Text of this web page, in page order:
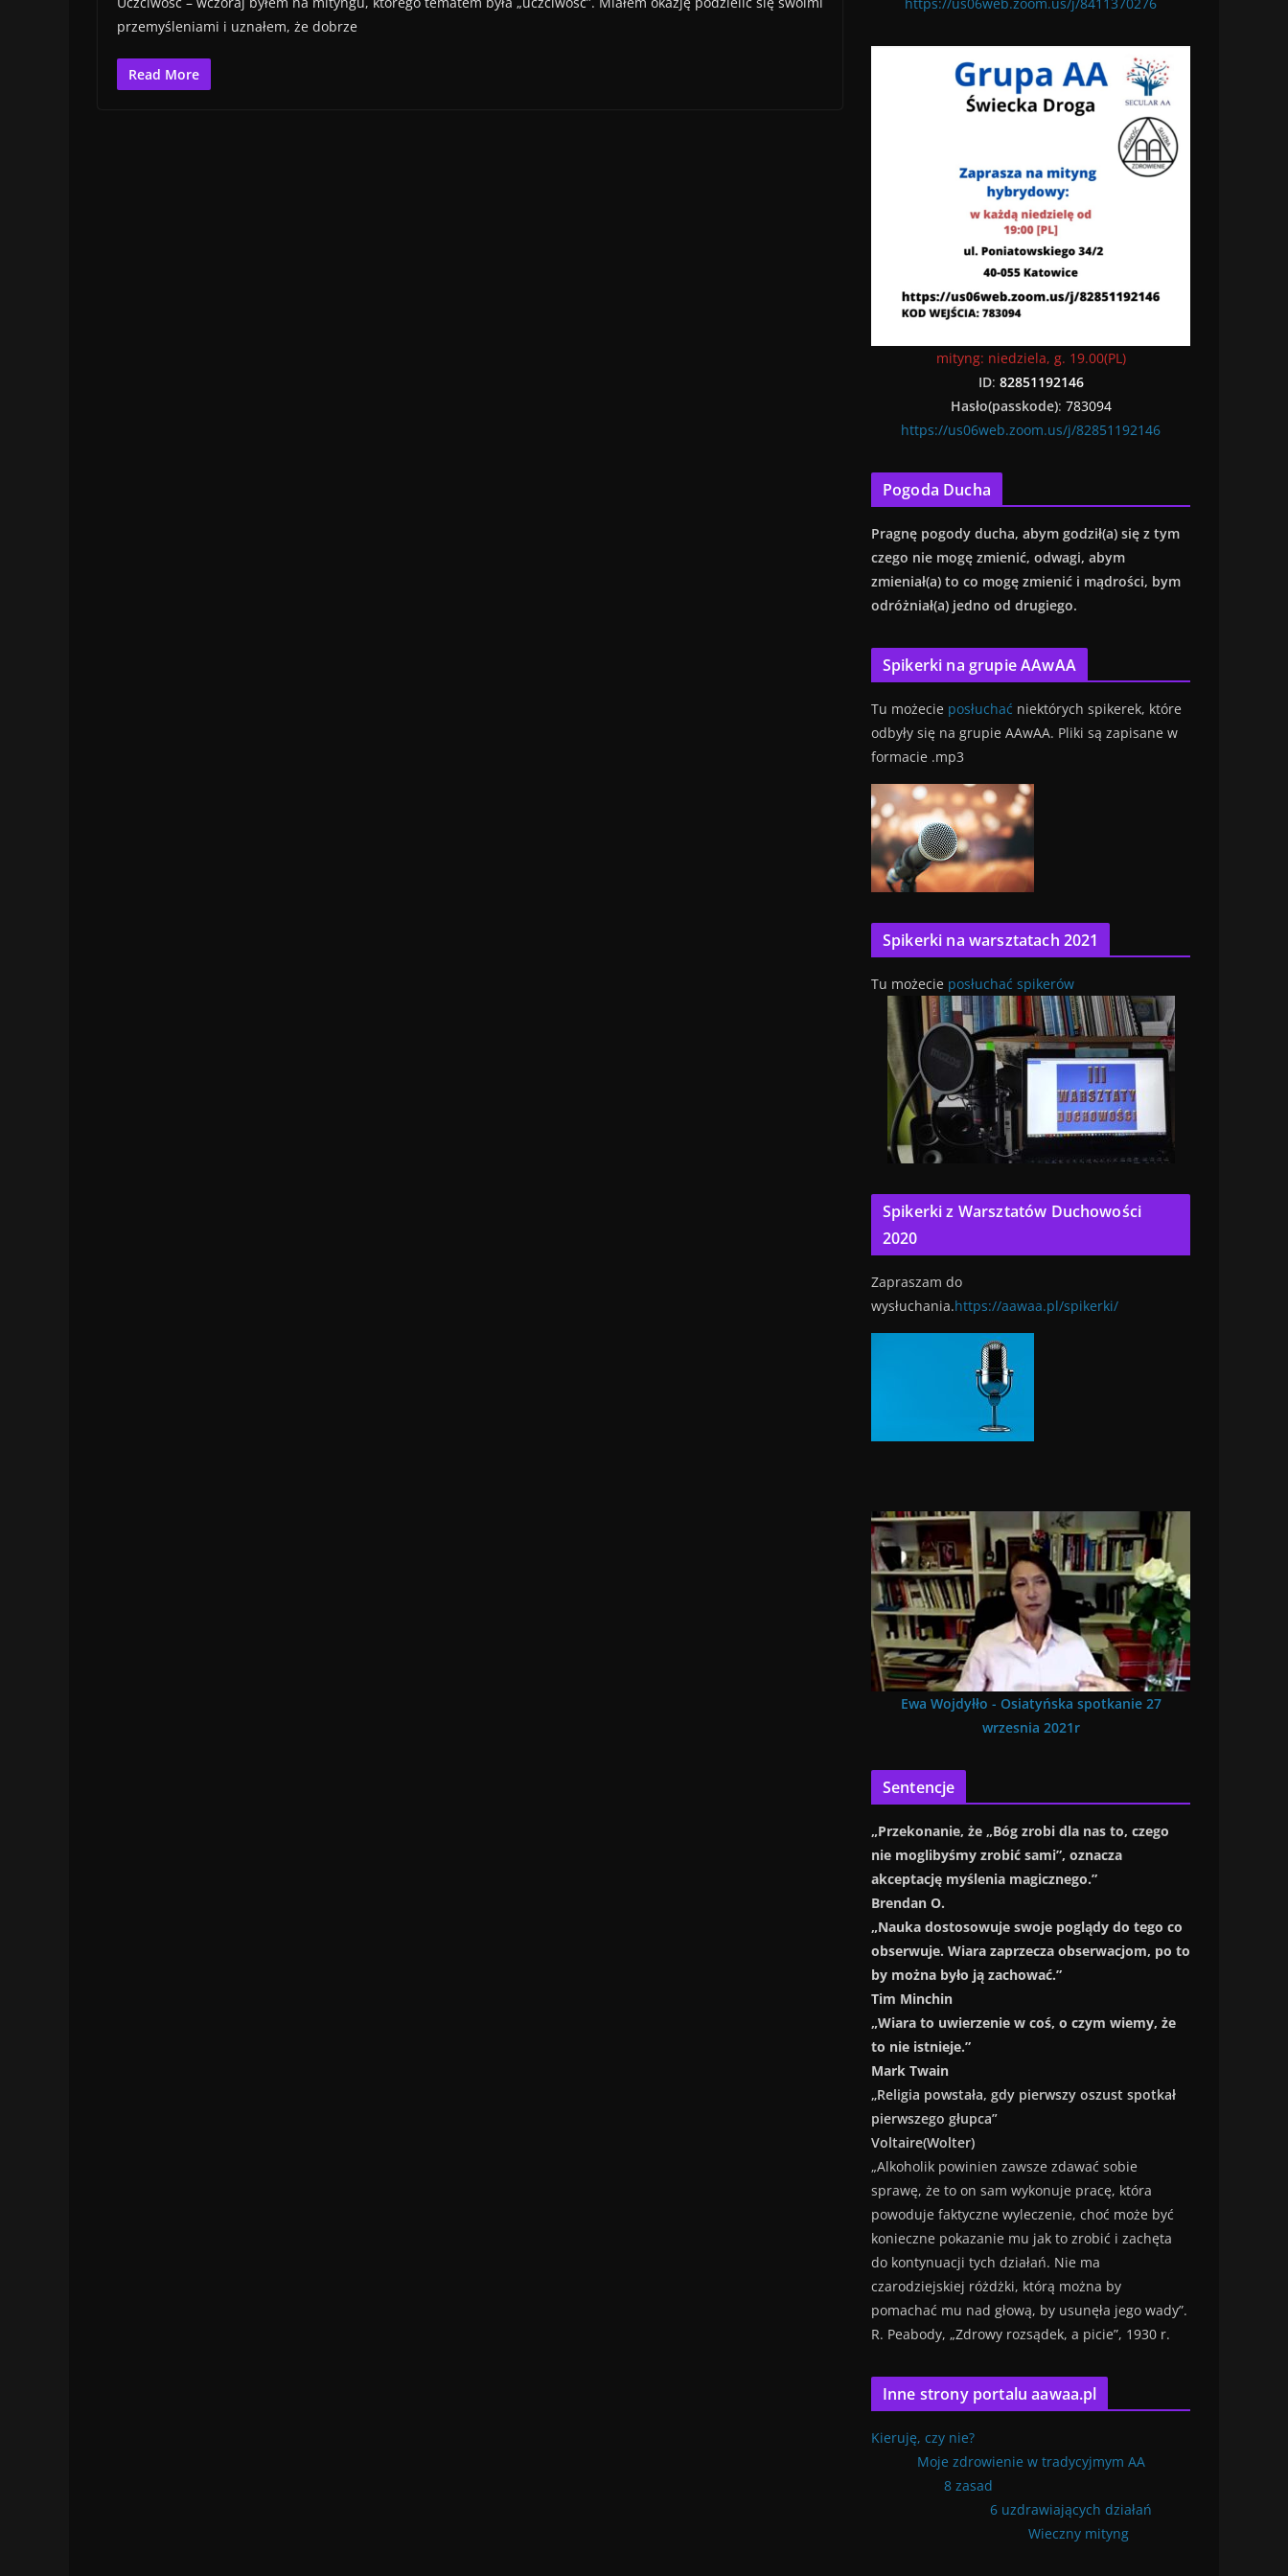
przemyśleniami i uznałem, że dobrze
Read More
mityng: niedziela, g. 19.00(PL)
ID: 82851192146
Hasło(passkode): 783094
https://us06web.zoom.us/j/82851192146
Pogoda Ducha
Pragnę pogody ducha, abym godził(a) się z tym
czego nie mogę zmienić, odwagi, abym
zmieniał(a) to co mogę zmienić i mądrości, bym
odróżniał(a) jedno od drugiego.
Spikerki na grupie AAwAA
Tu możecie posłuchać niektórych spikerek, które
odbyły się na grupie AAwAA. Pliki są zapisane w
formacie .mp3
Spikerki na warsztatach 2021
Tu możecie posłuchać spikerów
Spikerki z Warsztatów Duchowości
2020
Zapraszam do
wysłuchania.https://aawaa.pl/spikerki/
Ewa Wojdyłło - Osiatyńska spotkanie 27
wrzesnia 2021r
Sentencje
„Przekonanie, że „Bóg zrobi dla nas to, czego
nie moglibyśmy zrobić sami”, oznacza
akceptację myślenia magicznego.”
Brendan O.
„Nauka dostosowuje swoje poglądy do tego co
obserwuje. Wiara zaprzecza obserwacjom, po to
by można było ją zachować.”
Tim Minchin
„Wiara to uwierzenie w coś, o czym wiemy, że
to nie istnieje.”
Mark Twain
„Religia powstała, gdy pierwszy oszust spotkał
pierwszego głupca”
Voltaire(Wolter)
„Alkoholik powinien zawsze zdawać sobie
sprawę, że to on sam wykonuje pracę, która
powoduje faktyczne wyleczenie, choć może być
konieczne pokazanie mu jak to zrobić i zachęta
do kontynuacji tych działań. Nie ma
czarodziejskiej różdżki, którą można by
pomachać mu nad głową, by usunęła jego wady”.
R. Peabody, „Zdrowy rozsądek, a picie”, 1930 r.
Inne strony portalu aawaa.pl
Kieruję, czy nie?
Moje zdrowienie w tradycyjmym AA
8 zasad
6 uzdrawiających działań
Wieczny mityng